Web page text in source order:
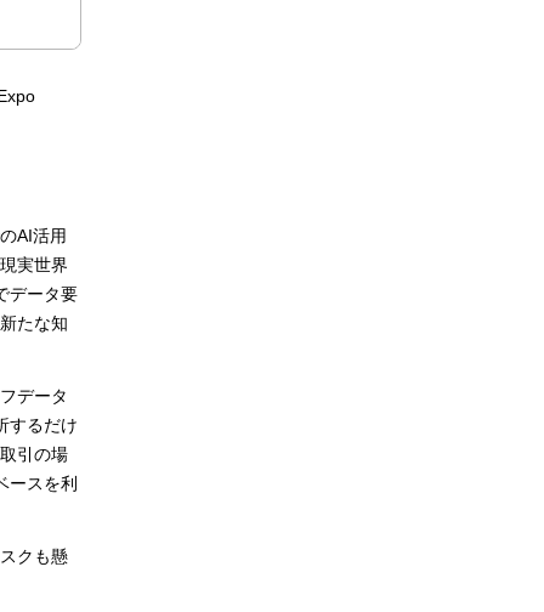
AI活用
実世界
データ要
たな知
データ
するだけ
引の場
ースを利
クも懸